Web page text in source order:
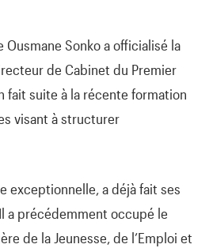
Sonko a officialisé la
de Cabinet du Premier
fait suite à la récente formation
visant à structurer
exceptionnelle, a déjà fait ses
a précédemment occupé le
de la Jeunesse, de l’Emploi et